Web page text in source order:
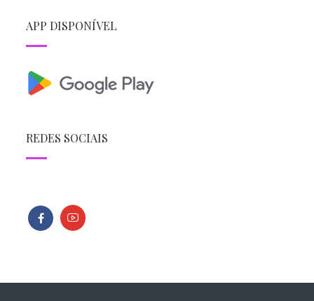
APP DISPONÍVEL
REDES SOCIAIS